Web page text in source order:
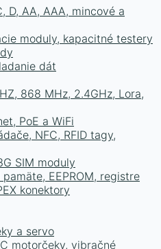
D, AA, AAA, mincové a
moduly, kapacitné testery
dát
868 MHz, 2.4GHz, Lora,
PoE a WiFi
NFC, RFID tagy,
SIM moduly
EEPROM, registre
konektory
a servo
motorčeky, vibračné